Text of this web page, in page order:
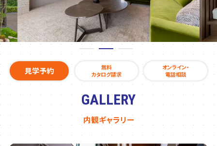
見学予約
無料
カタログ請求
オンライン・
電話相談
GALLERY
内観ギャラリー